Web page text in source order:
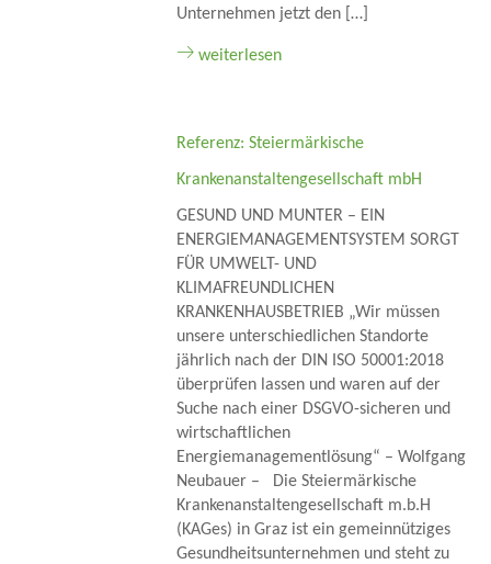
Unternehmen jetzt den […]
weiterlesen
Referenz: Steiermärkische
Krankenanstaltengesellschaft mbH
GESUND UND MUNTER – EIN
ENERGIEMANAGEMENTSYSTEM SORGT
FÜR UMWELT- UND
KLIMAFREUNDLICHEN
KRANKENHAUSBETRIEB „Wir müssen
unsere unterschiedlichen Standorte
jährlich nach der DIN ISO 50001:2018
überprüfen lassen und waren auf der
Suche nach einer DSGVO-sicheren und
wirtschaftlichen
Energiemanagementlösung“ – Wolfgang
Neubauer – Die Steiermärkische
Krankenanstaltengesellschaft m.b.H
(KAGes) in Graz ist ein gemeinnütziges
Gesundheitsunternehmen und steht zu